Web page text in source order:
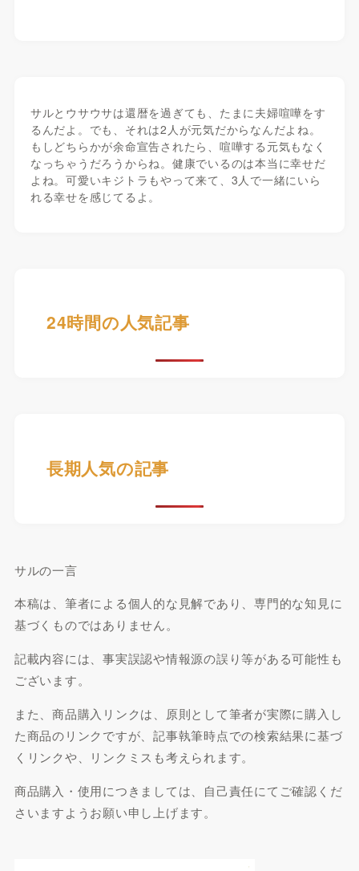
サルとウサウサは還暦を過ぎても、たまに夫婦喧嘩をす
るんだよ。でも、それは2人が元気だからなんだよね。
もしどちらかが余命宣告されたら、喧嘩する元気もなく
なっちゃうだろうからね。健康でいるのは本当に幸せだ
よね。可愛いキジトラもやって来て、3人で一緒にいら
れる幸せを感じてるよ。
24時間の人気記事
長期人気の記事
サルの一言
本稿は、筆者による個人的な見解であり、専門的な知見に
基づくものではありません。
記載内容には、事実誤認や情報源の誤り等がある可能性も
ございます。
また、商品購入リンクは、原則として筆者が実際に購入し
た商品のリンクですが、記事執筆時点での検索結果に基づ
くリンクや、リンクミスも考えられます。
商品購入・使用につきましては、自己責任にてご確認くだ
さいますようお願い申し上げます。